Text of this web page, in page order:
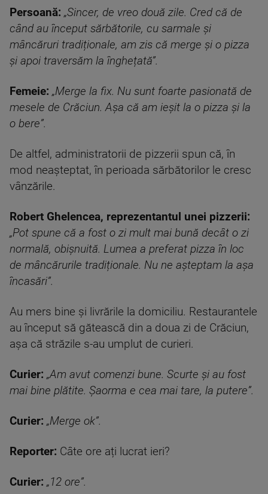
Persoană: „Sincer, de vreo două zile. Cred că de
când au început sărbătorile, cu sarmale și
mâncăruri tradiționale, am zis că merge și o pizza
și apoi traversăm la înghețată”.
Femeie: „Merge la fix. Nu sunt foarte pasionată de
mesele de Crăciun. Așa că am ieșit la o pizza și la
o bere”.
De altfel, administratorii de pizzerii spun că, în
mod neașteptat, în perioada sărbătorilor le cresc
vânzările.
Robert Ghelencea, reprezentantul unei pizzerii:
„Pot spune că a fost o zi mult mai bună decât o zi
normală, obișnuită. Lumea a preferat pizza în loc
de mâncărurile tradiționale. Nu ne așteptam la așa
încasări”.
Au mers bine și livrările la domiciliu. Restaurantele
au început să gătească din a doua zi de Crăciun,
așa că străzile s-au umplut de curieri.
Curier: „Am avut comenzi bune. Scurte și au fost
mai bine plătite. Șaorma e cea mai tare, la putere”.
Curier: „Merge ok”.
Reporter: Câte ore ați lucrat ieri?
Curier: „12 ore”.